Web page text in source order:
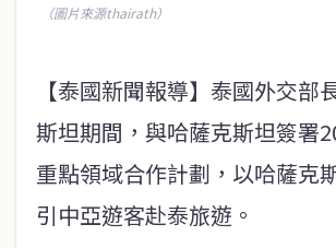
（圖片來源thairath）
【泰國新聞報導】泰國外交部
斯坦期間，與哈薩克斯坦簽署
重點領域合作計劃，以哈薩克
引中亞遊客赴泰旅遊。